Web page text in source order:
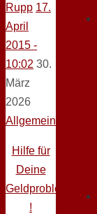
Rupp 17.
April
2015 -
10:02 30.
März
2026
Allgemein
Hilfe für
Deine
Geldprobleme
!